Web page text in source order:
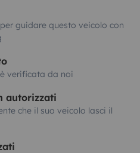
guidare questo veicolo con
verificata da noi
autorizzati
che il suo veicolo lasci il